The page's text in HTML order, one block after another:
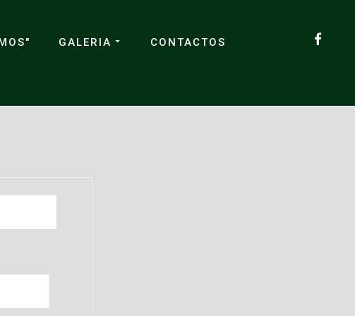
GALERIA CONTACTOS